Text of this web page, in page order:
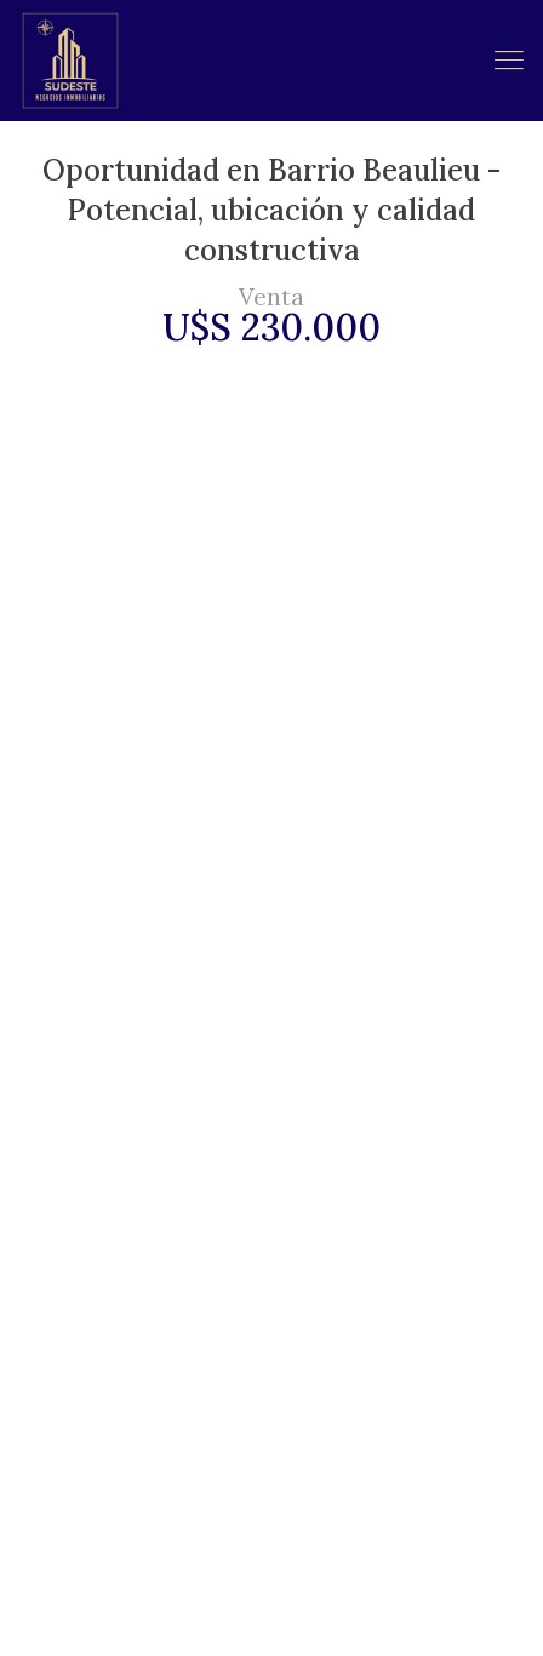
Oportunidad en Barrio Beaulieu -
Potencial, ubicación y calidad
constructiva
Venta
U$S 230.000